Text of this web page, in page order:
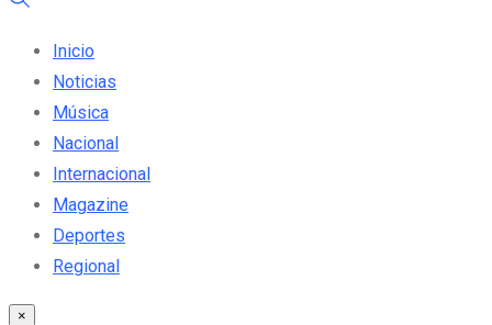
Inicio
Noticias
Música
Nacional
Internacional
Magazine
Deportes
Regional
×